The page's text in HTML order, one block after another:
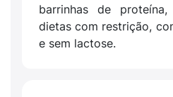
barrinhas de
dietas com restrição,
e sem lactose.